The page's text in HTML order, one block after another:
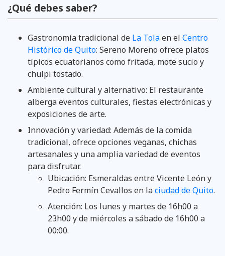
¿Qué debes saber?
Gastronomía tradicional de La Tolaen el Centro
Histórico de Quito: Sereno Moreno ofrece platos
típicos ecuatorianos como fritada, mote sucio y
chulpi tostado.
Ambiente cultural y alternativo: El restaurante
alberga eventos culturales, fiestas electrónicas y
exposiciones de arte.
Innovación y variedad: Además de la comida
tradicional, ofrece opciones veganas, chichas
artesanales y una amplia variedad de eventos
para disfrutar.
Ubicación: Esmeraldas entre Vicente León y
Pedro Fermín Cevallos en laciudad de Quito.
Atención: Los lunes y martes de 16h00 a
23h00 y de miércoles a sábado de 16h00 a
00:00.